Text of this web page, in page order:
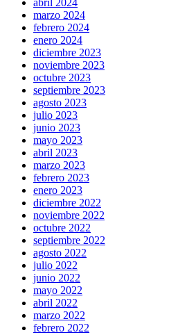
abril 2024
marzo 2024
febrero 2024
enero 2024
diciembre 2023
noviembre 2023
octubre 2023
septiembre 2023
agosto 2023
julio 2023
junio 2023
mayo 2023
abril 2023
marzo 2023
febrero 2023
enero 2023
diciembre 2022
noviembre 2022
octubre 2022
septiembre 2022
agosto 2022
julio 2022
junio 2022
mayo 2022
abril 2022
marzo 2022
febrero 2022